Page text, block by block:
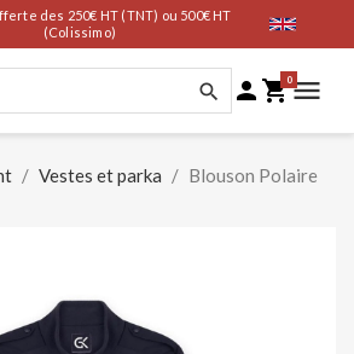
des 250€ HT (TNT) ou 500€ HT
(Colissimo)
  0
Vestes et parka
Blouson Polaire